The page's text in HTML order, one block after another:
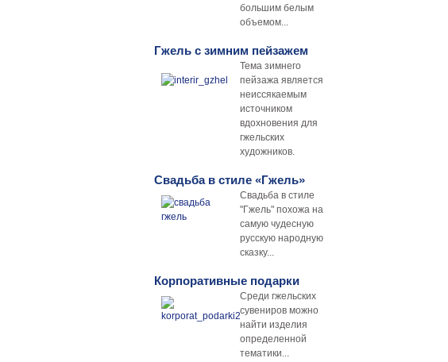
большим белым
объемом...
Гжель с зимним пейзажем
Тема зимнего
пейзажа является
неиссякаемым
источником
вдохновения для
гжельских
художников.
Свадьба в стиле «Гжель»
Свадьба в стиле
"Гжель" похожа на
самую чудесную
русскую народную
сказку...
Корпоративные подарки
Среди гжельских
сувениров можно
найти изделия
определенной
тематики...